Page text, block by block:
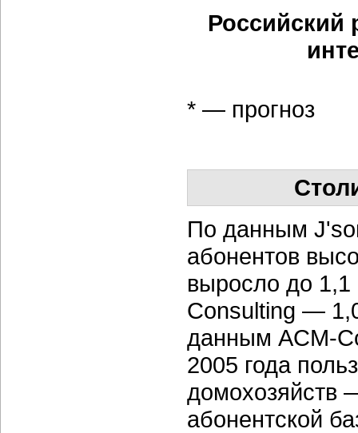
Российский
* — прогноз
По данным
абонентов
выросло до
Consulting —
данным ACM-
2005 года
домохозяйств
абонентской